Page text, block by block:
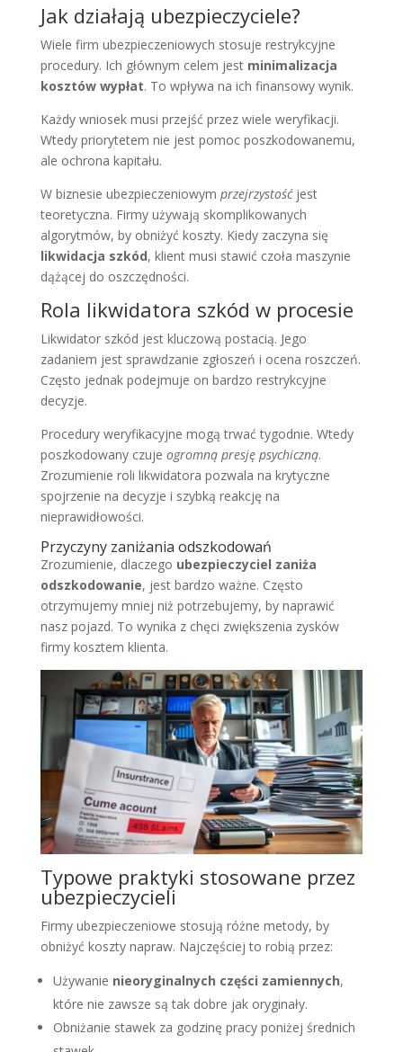
Jak działają ubezpieczyciele?
Wiele firm ubezpieczeniowych stosuje restrykcyjne
procedury. Ich głównym celem jest minimalizacja
kosztów wypłat. To wpływa na ich finansowy wynik.
Każdy wniosek musi przejść przez wiele weryfikacji.
Wtedy priorytetem nie jest pomoc poszkodowanemu,
ale ochrona kapitału.
W biznesie ubezpieczeniowym przejrzystośćjest
teoretyczna. Firmy używają skomplikowanych
algorytmów, by obniżyć koszty. Kiedy zaczyna się
likwidacja szkód, klient musi stawić czoła maszynie
dążącej do oszczędności.
Rola likwidatora szkód w procesie
Likwidator szkód jest kluczową postacią. Jego
zadaniem jest sprawdzanie zgłoszeń i ocena roszczeń.
Często jednak podejmuje on bardzo restrykcyjne
decyzje.
Procedury weryfikacyjne mogą trwać tygodnie. Wtedy
poszkodowany czuje ogromną presję psychiczną.
Zrozumienie roli likwidatora pozwala na krytyczne
spojrzenie na decyzje i szybką reakcję na
nieprawidłowości.
Przyczyny zaniżania odszkodowań
Zrozumienie, dlaczego ubezpieczyciel zaniża
odszkodowanie, jest bardzo ważne. Często
otrzymujemy mniej niż potrzebujemy, by naprawić
nasz pojazd. To wynika z chęci zwiększenia zysków
firmy kosztem klienta.
Typowe praktyki stosowane przez
ubezpieczycieli
Firmy ubezpieczeniowe stosują różne metody, by
obniżyć koszty napraw. Najczęściej to robią przez:
Używanie nieoryginalnych części zamiennych,
które nie zawsze są tak dobre jak oryginały.
Obniżanie stawek za godzinę pracy poniżej średnich